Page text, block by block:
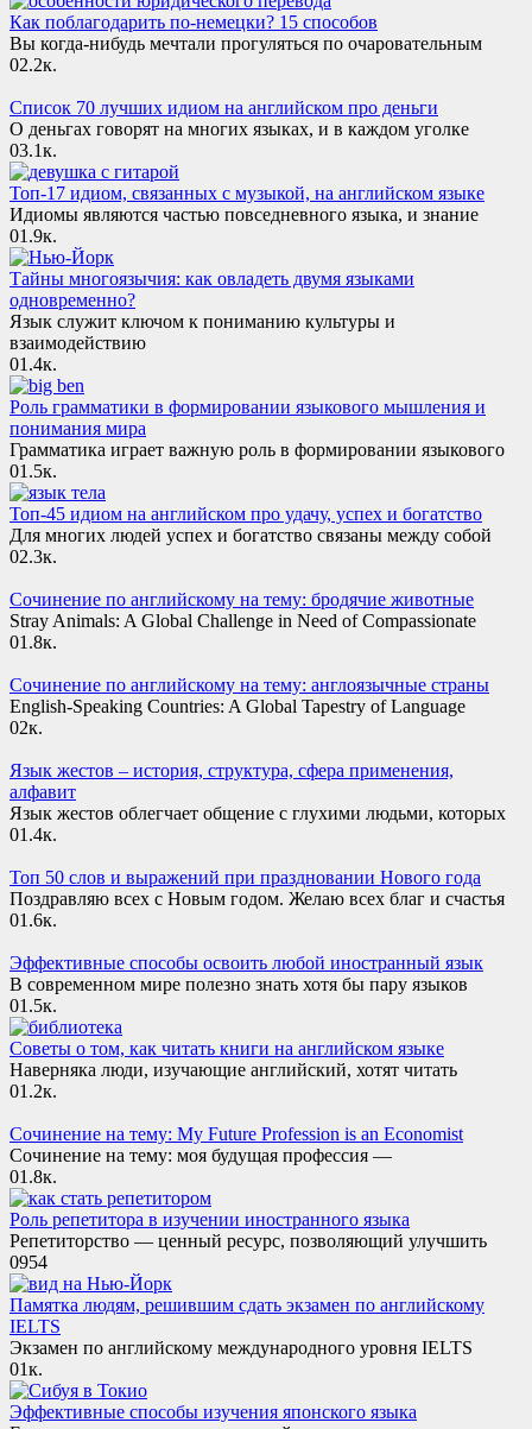
Как поблагодарить по-немецки? 15 способов
Вы когда-нибудь мечтали прогуляться по очаровательным
02.2к.
Список 70 лучших идиом на английском про деньги
О деньгах говорят на многих языках, и в каждом уголке
03.1к.
Топ-17 идиом, связанных с музыкой, на английском языке
Идиомы являются частью повседневного языка, и знание
01.9к.
Тайны многоязычия: как овладеть двумя языками
одновременно?
Язык служит ключом к пониманию культуры и
взаимодействию
01.4к.
Роль грамматики в формировании языкового мышления и
понимания мира
Грамматика играет важную роль в формировании языкового
01.5к.
Топ-45 идиом на английском про удачу, успех и богатство
Для многих людей успех и богатство связаны между собой
02.3к.
Сочинение по английскому на тему: бродячие животные
Stray Animals: A Global Challenge in Need of Compassionate
01.8к.
Сочинение по английскому на тему: англоязычные страны
English-Speaking Countries: A Global Tapestry of Language
02к.
Язык жестов – история, структура, сфера применения,
алфавит
Язык жестов облегчает общение с глухими людьми, которых
01.4к.
Топ 50 слов и выражений при праздновании Нового года
Поздравляю всех с Новым годом. Желаю всех благ и счастья
01.6к.
Эффективные способы освоить любой иностранный язык
В современном мире полезно знать хотя бы пару языков
01.5к.
Советы о том, как читать книги на английском языке
Наверняка люди, изучающие английский, хотят читать
01.2к.
Сочинение на тему: My Future Profession is an Economist
Сочинение на тему: моя будущая профессия —
01.8к.
Роль репетитора в изучении иностранного языка
Репетиторство — ценный ресурс, позволяющий улучшить
0954
Памятка людям, решившим сдать экзамен по английскому
IELTS
Экзамен по английскому международного уровня IELTS
01к.
Эффективные способы изучения японского языка